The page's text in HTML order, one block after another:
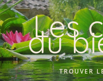
Skip
to
content
Les
du
TROUVER